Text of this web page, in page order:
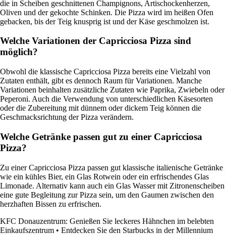
die in Scheiben geschnittenen Champignons, Artischockenherzen,
Oliven und der gekochte Schinken. Die Pizza wird im heißen Ofen
gebacken, bis der Teig knusprig ist und der Käse geschmolzen ist.
Welche Variationen der Capricciosa Pizza sind
möglich?
Obwohl die klassische Capricciosa Pizza bereits eine Vielzahl von
Zutaten enthält, gibt es dennoch Raum für Variationen. Manche
Variationen beinhalten zusätzliche Zutaten wie Paprika, Zwiebeln oder
Peperoni. Auch die Verwendung von unterschiedlichen Käsesorten
oder die Zubereitung mit dünnem oder dickem Teig können die
Geschmacksrichtung der Pizza verändern.
Welche Getränke passen gut zu einer Capricciosa
Pizza?
Zu einer Capricciosa Pizza passen gut klassische italienische Getränke
wie ein kühles Bier, ein Glas Rotwein oder ein erfrischendes Glas
Limonade. Alternativ kann auch ein Glas Wasser mit Zitronenscheiben
eine gute Begleitung zur Pizza sein, um den Gaumen zwischen den
herzhaften Bissen zu erfrischen.
KFC Donauzentrum: Genießen Sie leckeres Hähnchen im belebten
Einkaufszentrum • Entdecken Sie den Starbucks in der Millennium